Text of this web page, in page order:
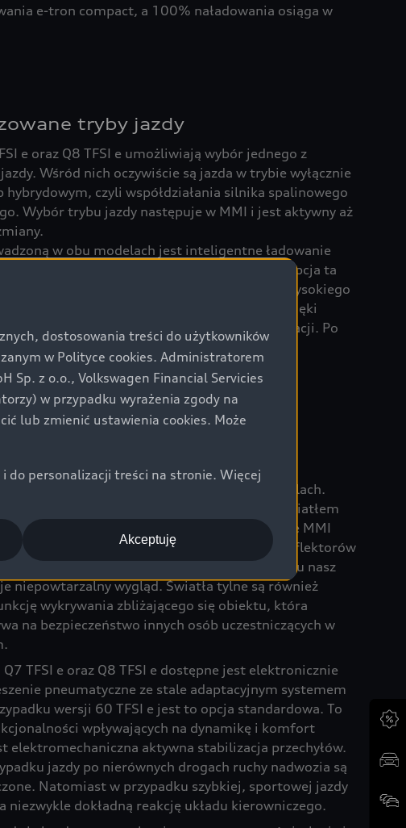
e-tron compact, a 100% naładowania osiąga w
tryby jazdy
e oraz Q8 TFSI e umożliwiają wybór jednego z
Wśród nich oczywiście są jazda w trybie wyłącznie
hybrydowym, czyli współdziałania silnika spalinowego
Wybór trybu jazdy następuje w MMI i jest aktywny aż
w obu modelach jest inteligentne ładowanie
ładowania powyżej prędkości 65 km/h. Opcja ta
wydajności oraz zapewnienie wysokiego
w korkach w trybie elektrycznym dzięki
do ładowania akumulatora wyłącznie rekuperacji. Po
75% tryb ładowania wyłącza się w celu
również oświetlenie zastosowane w obu modelach.
reflektory HD Matrix LED z laserowym światłem
zwiększonym zasięgiem. W systemie MMI
z czterech par sygnatur świetlnych dla reflektorów
cyfrowych świateł tylnych OLED. Dzięki temu nasz
niepowtarzalny wygląd. Światła tylne są również
wykrywania zbliżającego się obiektu, która
na bezpieczeństwo innych osób uczestniczących w
TFSI e oraz Q8 TFSI e dostępne jest elektronicznie
pneumatyczne ze stale adaptacyjnym systemem
wersji 60 TFSI e jest to opcja standardowa. To
wpływających na dynamikę i komfort
elektromechaniczna aktywna stabilizacja przechyłów.
jazdy po nierównych drogach ruchy nadwozia są
Natomiast w przypadku szybkiej, sportowej jazdy
niezwykle dokładną reakcję układu kierowniczego.
dostosowania treści do użytkowników
w Polityce cookies. Administratorem
Sp. z o.o., Volkswagen Financial Servicies
w przypadku wyrażenia zgody na
lub zmienić ustawienia cookies. Może
do personalizacji treści na stronie. Więcej
Akceptuję